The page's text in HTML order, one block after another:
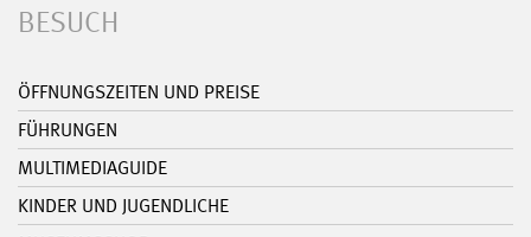
BESUCH
ÖFFNUNGSZEITEN UND PREISE
FÜHRUNGEN
MULTIMEDIAGUIDE
KINDER UND JUGENDLICHE